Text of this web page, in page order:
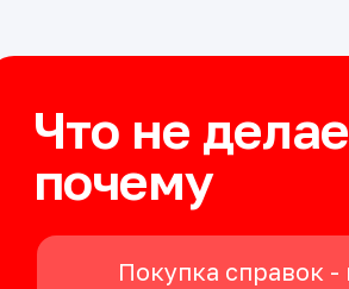
Что не
почему
Покупка справок -